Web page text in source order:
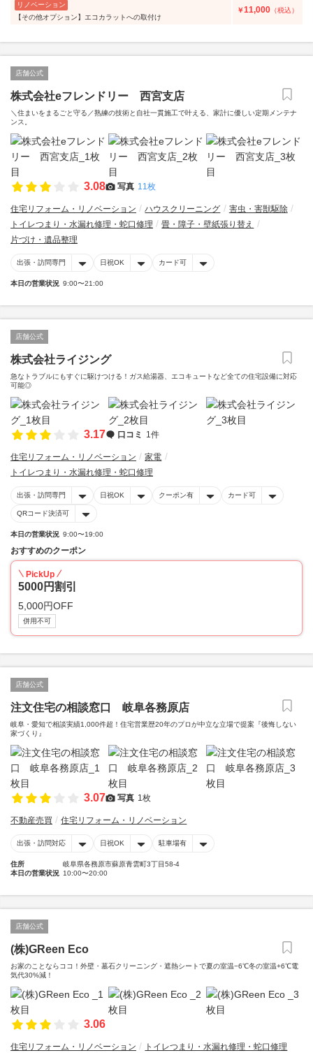
リノベーション
【その他オプション】エコカラットへの取付け
￥11,000 （税込）
店舗公式
株式会社eフレンドリー 西宮支店
＼住まいをまるごと守る／熟練の技術と自社一貫施工で叶える、家計に優しい定期メンテナ
ンス。
3.08 写真 11枚
住宅リフォーム・リノベーション ハウスクリーニング
害虫・害獣駆除
トイレつまり・水漏れ修理・蛇口修理
畳・障子・壁紙張り替え
片づけ・遺品整理
出張・訪問専門 日祝OK カード可
本日の営業状況 9:00〜21:00
店舗公式
株式会社ライジング
急なトラブルにもすぐに駆けつける！ガス給湯器、エコキュートなど全ての住宅設備に対応
可能◎
3.17 口コミ 1件
住宅リフォーム・リノベーション
家電
トイレつまり・水漏れ修理・蛇口修理
出張・訪問専門 日祝OK クーポン有 カード可
QRコード決済可
本日の営業状況 9:00〜19:00
おすすめのクーポン
PickUp
5000円割引
5,000円OFF
併用不可
店舗公式
注文住宅の相談窓口 岐阜各務原店
岐阜・愛知で相談実績1,000件超！住宅営業歴20年のプロが中立な立場で提案『後悔しない
家づくり』
3.07 写真 1枚
不動産売買 住宅リフォーム・リノベーション
出張・訪問対応 日祝OK 駐車場有
住所
岐阜県各務原市蘇原青雲町3丁目58-4
本日の営業状況 10:00〜20:00
店舗公式
(株)GReen Eco
お家のことならココ！外壁・墓石クリーニング・遮熱シートで夏の室温−6℃冬の室温+6℃電
気代30%減！
3.06
住宅リフォーム・リノベーション トイレつまり・水漏れ修理・蛇口修理